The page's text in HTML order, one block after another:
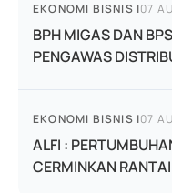
EKONOMI BISNIS |07
BPH MIGAS DAN
PENGAWAS
EKONOMI BISNIS |07
ALFI :
CERMINKAN